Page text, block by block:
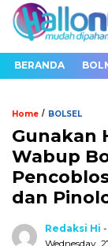
BERANDA
Home / BOLSEL
Gunakan
Wabup
dan
Redaksi Hi
Wednesday,